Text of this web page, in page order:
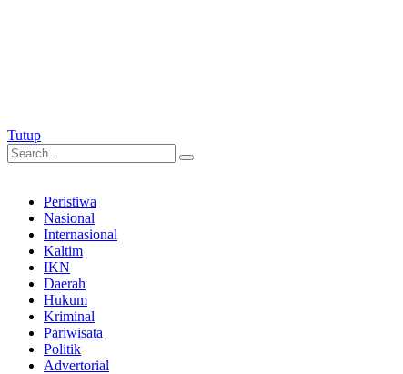
Tutup
Peristiwa
Nasional
Internasional
Kaltim
IKN
Daerah
Hukum
Kriminal
Pariwisata
Politik
Advertorial